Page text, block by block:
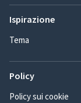
Ispirazione
Tema
Policy
Policy sui cookie